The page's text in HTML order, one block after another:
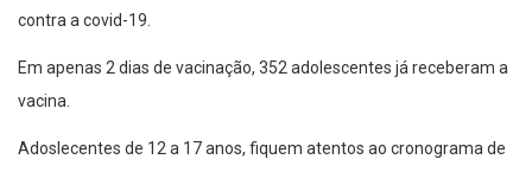
contra a covid-19.
Em apenas 2 dias de vacinação, 352 adolescentes já receberam a
vacina.
Adoslecentes de 12 a 17 anos, fiquem atentos ao cronograma de